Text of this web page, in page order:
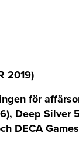
2019)
för
Deep Silver
DECA